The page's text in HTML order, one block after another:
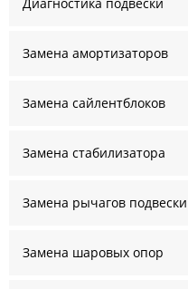
Замена амортизаторов
Замена сайлентблоков
Замена стабилизатора
Замена рычагов подвески
Замена шаровых опор